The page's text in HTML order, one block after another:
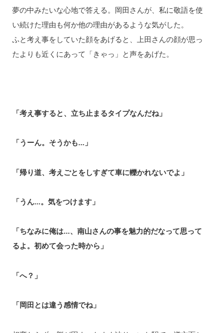
夢の中みたいな心地で答える。岡田さんが、私に敬語を使
い続けた理由も何か他の理由があるような気がした。
ふと考え事をしていた顔をあげると、上田さんの顔が思っ
たよりも近くにあって「きゃっ」と声をあげた。
「考え事すると、立ち止まるタイプなんだね」
「うーん。そうかも…」
「帰り道、考えごとをしすぎて車に轢かれないでよ」
「うん…。気をつけます」
「ちなみに俺は…、南山さんの事を魅力的だなって思って
るよ。初めて会った時から」
「へ？」
「岡田とは違う感情でね」